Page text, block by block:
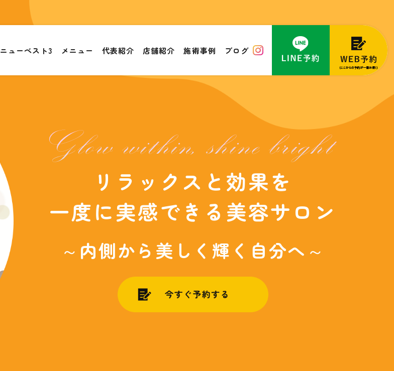
ューベスト3 メニュー 代表紹介 店舗紹介 施術事例 ブログ
リラックスと効果を
​​​​​​​一度に実感できる美容サロン
～内側から美しく輝く自分へ～